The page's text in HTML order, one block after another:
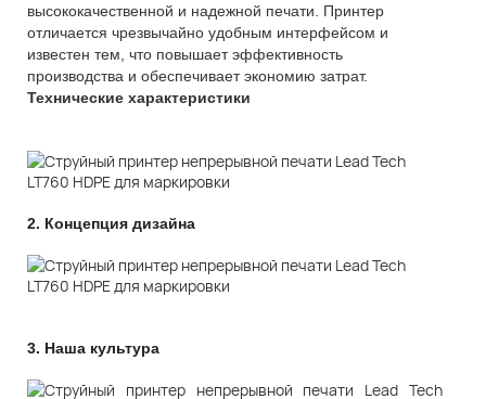
высококачественной и надежной печати. ​​Принтер
отличается чрезвычайно удобным интерфейсом и
известен тем, что повышает эффективность
производства и обеспечивает экономию затрат.
Технические характеристики
2. Концепция дизайна
3. Наша культура